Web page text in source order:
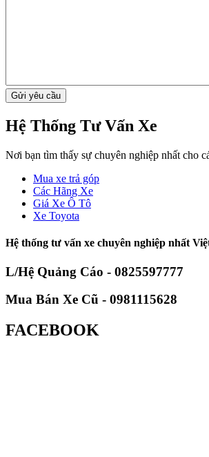
Hệ Thống Tư Vấn Xe
Nơi bạn tìm thấy sự chuyên nghiệp nhất cho
Mua xe trả góp
Các Hãng Xe
Giá Xe Ô Tô
Xe Toyota
Hệ thống tư vấn xe chuyên nghiệp nhất
L/Hệ Quảng Cáo - 0825597777
Mua Bán Xe Cũ - 0981115628
FACEBOOK